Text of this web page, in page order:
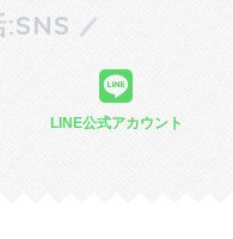
LINE公式アカウント